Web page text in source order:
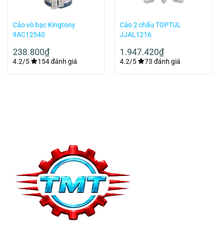
Cảo vô bạc Kingtony
9AC12540
238.800₫
4.2/5 154 đánh giá
Cảo 2 chấu TOPTUL
JJAL1216
1.947.420₫
4.2/5 73 đánh giá